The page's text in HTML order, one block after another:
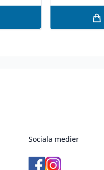
Sociala medier